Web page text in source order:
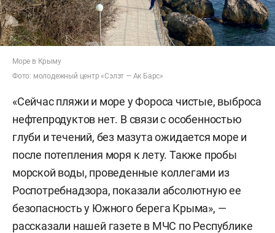
Море в Крыму
Фото: молодежный центр «Сэлэт — Ак Барс»
«Сейчас пляжи и море у Фороса чистые, выброса
нефтепродуктов нет. В связи с особенностью
глуби и течений, без мазута ожидается море и
после потепления моря к лету. Также пробы
морской воды, проведенные коллегами из
Роспотребнадзора, показали абсолютную ее
безопасность у Южного берега Крыма», —
рассказали нашей газете в МЧС по Республике